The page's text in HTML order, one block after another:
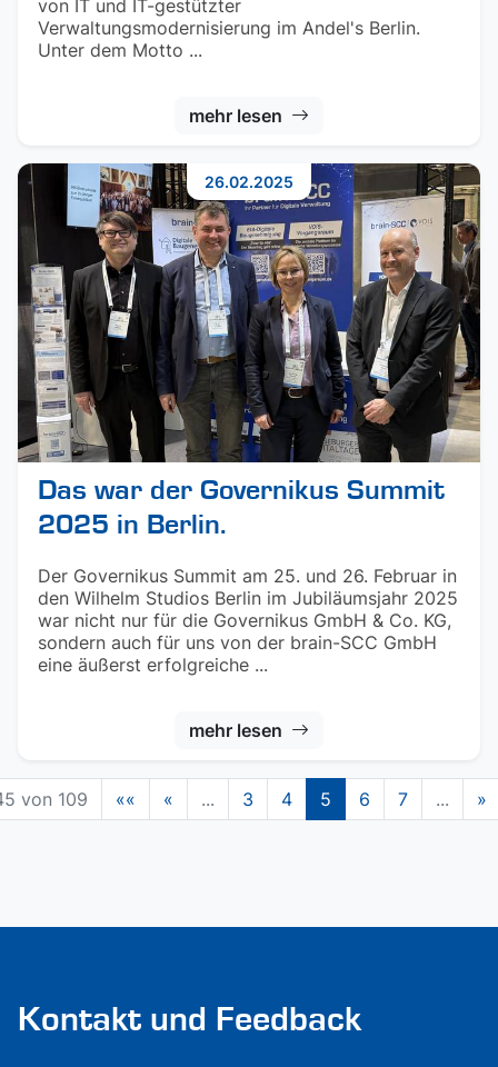
von IT und IT-gestützter
Verwaltungsmodernisierung im Andel's Berlin.
Unter dem Motto ...
mehr lesen
Das war der Governikus Summit
2025 in Berlin.
Der Governikus Summit am 25. und 26. Februar in
den Wilhelm Studios Berlin im Jubiläumsjahr 2025
war nicht nur für die Governikus GmbH & Co. KG,
sondern auch für uns von der brain-SCC GmbH
eine äußerst erfolgreiche ...
mehr lesen
26.02.2025
von 109 «« « ... 3 4 5 6 7 ... »
Kontakt und Feedback